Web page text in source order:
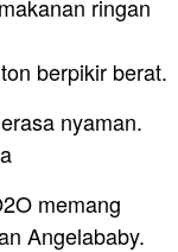
ringan
berpikir berat.
nyaman.
memang
Angelababy.